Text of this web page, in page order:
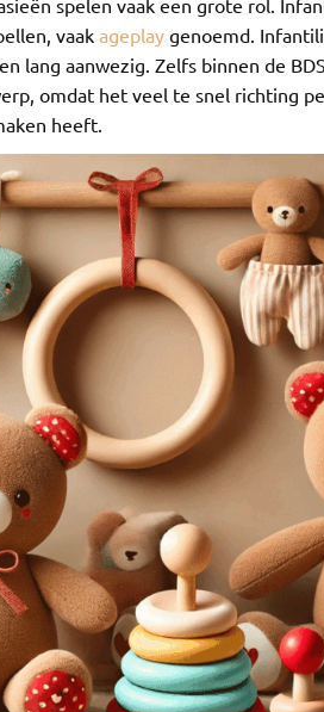
vaak ageplaygenoemd.
lang aanwezig. Zelfs binnen de
omdat het veel te snel richting
heeft.